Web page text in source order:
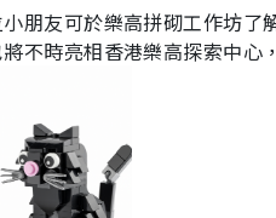
朋友可於樂高拼砌工作坊
不時亮相香港樂高探索中心